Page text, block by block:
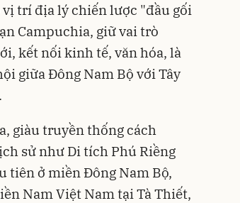
trí địa lý chiến lược "đầu gối
Campuchia, giữ vai trò
kết nối kinh tế, văn hóa, là
giữa Đông Nam Bộ với Tây
giàu truyền thống cách
sử như Di tích Phú Riềng
tiên ở miền Đông Nam Bộ,
Nam Việt Nam tại Tà Thiết,